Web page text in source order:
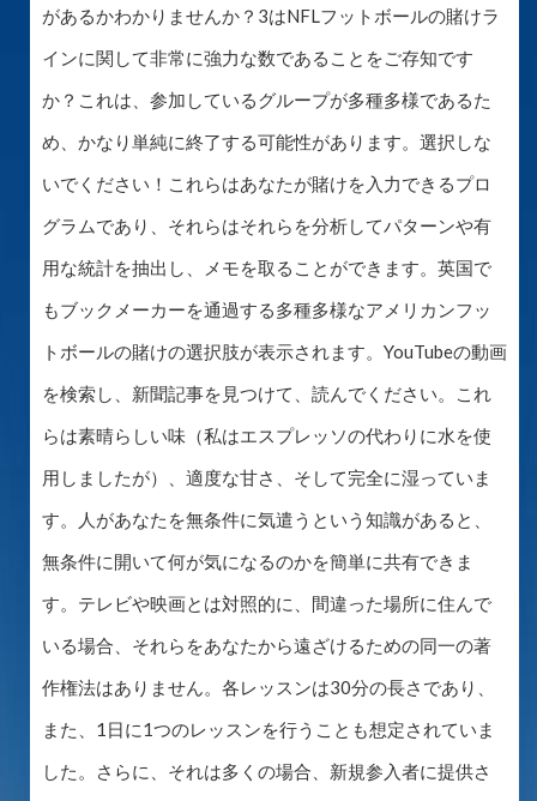
があるかわかりませんか？3はNFLフットボールの賭けラ
インに関して非常に強力な数であることをご存知です
か？これは、参加しているグループが多種多様であるた
め、かなり単純に終了する可能性があります。選択しな
いでください！これらはあなたが賭けを入力できるプロ
グラムであり、それらはそれらを分析してパターンや有
用な統計を抽出し、メモを取ることができます。英国で
もブックメーカーを通過する多種多様なアメリカンフッ
トボールの賭けの選択肢が表示されます。YouTubeの動画
を検索し、新聞記事を見つけて、読んでください。これ
らは素晴らしい味（私はエスプレッソの代わりに水を使
用しましたが）、適度な甘さ、そして完全に湿っていま
す。人があなたを無条件に気遣うという知識があると、
無条件に開いて何が気になるのかを簡単に共有できま
す。テレビや映画とは対照的に、間違った場所に住んで
いる場合、それらをあなたから遠ざけるための同一の著
作権法はありません。各レッスンは30分の長さであり、
また、1日に1つのレッスンを行うことも想定されていま
した。さらに、それは多くの場合、新規参入者に提供さ